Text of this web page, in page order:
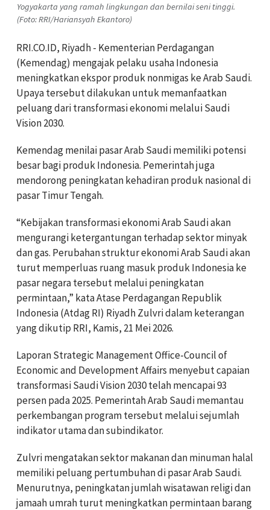
Yogyakarta yang ramah lingkungan dan bernilai seni tinggi.
(Foto: RRI/Hariansyah Ekantoro)
RRI.CO.ID, Riyadh - Kementerian Perdagangan
(Kemendag) mengajak pelaku usaha Indonesia
meningkatkan ekspor produk nonmigas ke Arab Saudi.
Upaya tersebut dilakukan untuk memanfaatkan
peluang dari transformasi ekonomi melalui Saudi
Vision 2030.
Kemendag menilai pasar Arab Saudi memiliki potensi
besar bagi produk Indonesia. Pemerintah juga
mendorong peningkatan kehadiran produk nasional di
pasar Timur Tengah.
“Kebijakan transformasi ekonomi Arab Saudi akan
mengurangi ketergantungan terhadap sektor minyak
dan gas. Perubahan struktur ekonomi Arab Saudi akan
turut memperluas ruang masuk produk Indonesia ke
pasar negara tersebut melalui peningkatan
permintaan,” kata Atase Perdagangan Republik
Indonesia (Atdag RI) Riyadh Zulvri dalam keterangan
yang dikutip RRI, Kamis, 21 Mei 2026.
Laporan Strategic Management Office-Council of
Economic and Development Affairs menyebut capaian
transformasi Saudi Vision 2030 telah mencapai 93
persen pada 2025. Pemerintah Arab Saudi memantau
perkembangan program tersebut melalui sejumlah
indikator utama dan subindikator.
Zulvri mengatakan sektor makanan dan minuman halal
memiliki peluang pertumbuhan di pasar Arab Saudi.
Menurutnya, peningkatan jumlah wisatawan religi dan
jamaah umrah turut meningkatkan permintaan barang